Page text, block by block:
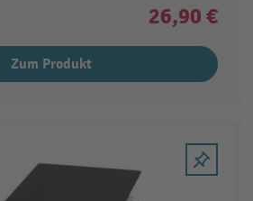
26,90 €
Zum Produkt